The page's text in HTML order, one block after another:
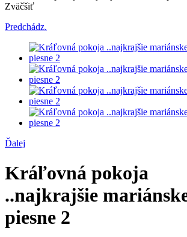
Zväčšiť
Predchádz.
Ďalej
Kráľovná pokoja
..najkrajšie
piesne 2